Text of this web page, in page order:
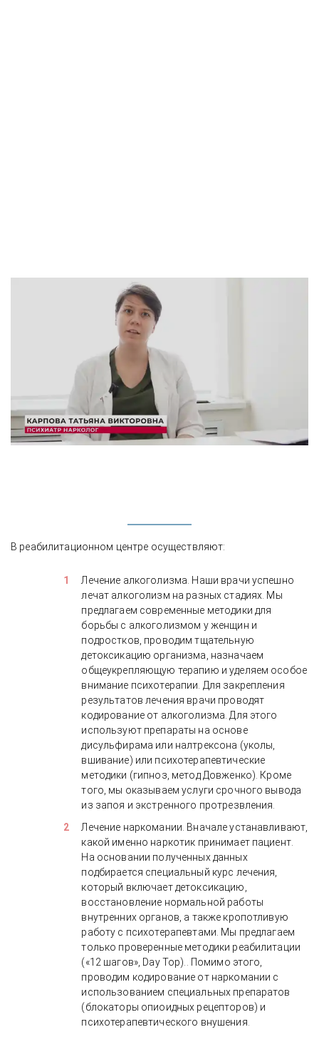
В реабилитационном центре осуществляют:
Лечение алкоголизма. Наши врачи успешно
лечат алкоголизм на разных стадиях. Мы
предлагаем современные методики для
борьбы с алкоголизмом у женщин и
подростков, проводим тщательную
детоксикацию организма, назначаем
общеукрепляющую терапию и уделяем особое
внимание психотерапии. Для закрепления
результатов лечения врачи проводят
кодирование от алкоголизма. Для этого
используют препараты на основе
дисульфирама или налтрексона (уколы,
вшивание) или психотерапевтические
методики (гипноз, метод Довженко). Кроме
того, мы оказываем услуги срочного вывода
из запоя и экстренного протрезвления.
Лечение наркомании. Вначале устанавливают,
какой именно наркотик принимает пациент.
На основании полученных данных
подбирается специальный курс лечения,
который включает детоксикацию,
восстановление нормальной работы
внутренних органов, а также кропотливую
работу с психотерапевтами. Мы предлагаем
только проверенные методики реабилитации
(«12 шагов», Day Top).. Помимо этого,
проводим кодирование от наркомании с
использованием специальных препаратов
(блокаторы опиоидных рецепторов) и
психотерапевтического внушения.